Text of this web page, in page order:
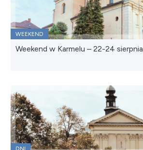
WEEKEND
Weekend w Karmelu – 22-24 sierpnia
DNI